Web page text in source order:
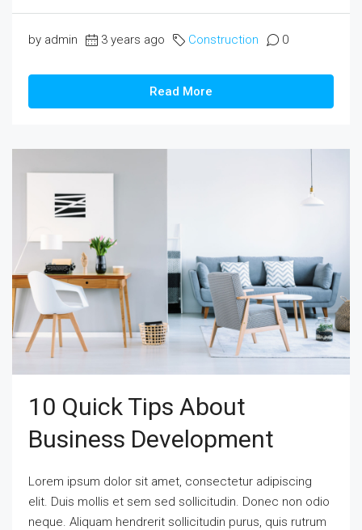
by admin 3 years ago Construction 0
Read More
10 Quick Tips About
Business Development
Lorem ipsum dolor sit amet, consectetur adipiscing
elit. Duis mollis et sem sed sollicitudin. Donec non odio
neque. Aliquam hendrerit sollicitudin purus, quis rutrum